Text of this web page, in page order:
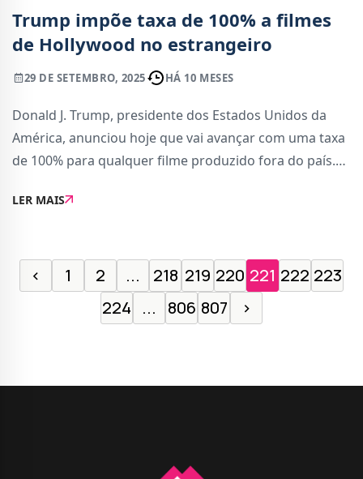
Trump impõe taxa de 100% a filmes
de Hollywood no estrangeiro
29 DE SETEMBRO, 2025 HÁ 10 MESES
Donald J. Trump, presidente dos Estados Unidos da
América, anunciou hoje que vai avançar com uma taxa
de 100% para qualquer filme produzido fora do país.O
Trump afirmou:O nosso negócio de faz
LER MAIS
‹ 1 2 ... 218 219 220 221 222 223
224 ... 806 807 ›